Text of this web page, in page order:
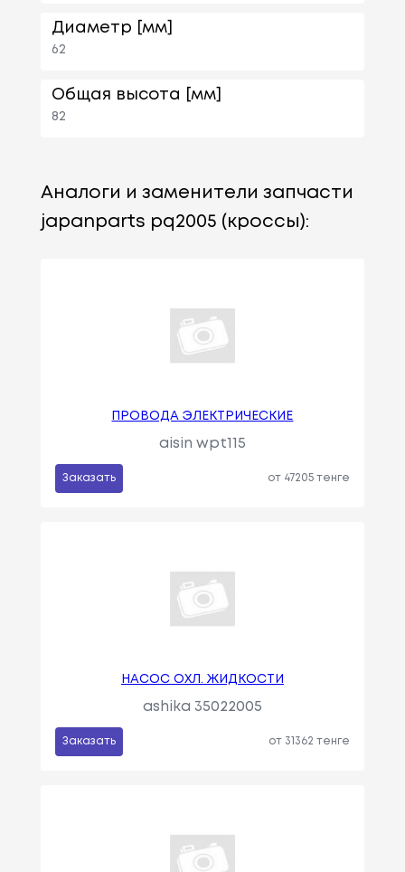
Диаметр [мм]
62
Общая высота [мм]
82
Аналоги и заменители запчасти
japanparts pq2005 (кроссы):
ПРОВОДА ЭЛЕКТРИЧЕСКИЕ
aisin wpt115
Заказать от 47205 тенге
НАСОС ОХЛ. ЖИДКОСТИ
ashika 35022005
Заказать от 31362 тенге